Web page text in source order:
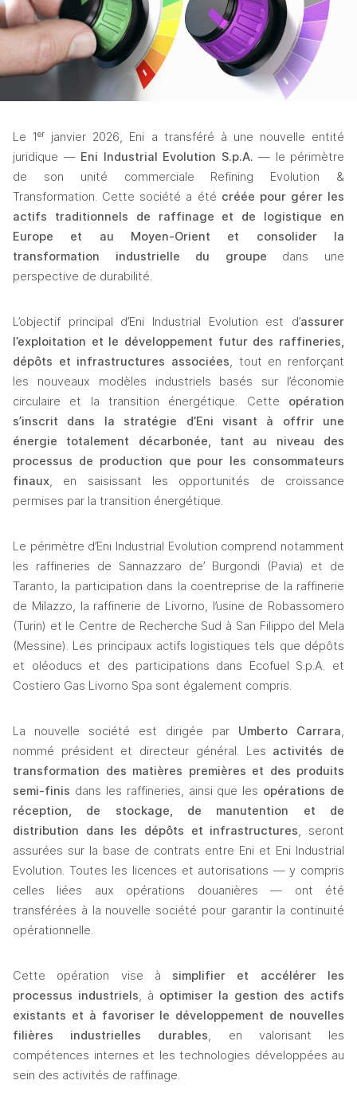
Le 1ᵉʳ janvier 2026, Eni a transféré à une nouvelle entité
juridique — Eni Industrial Evolution S.p.A. — le périmètre
de son unité commerciale Refining Evolution &
Transformation. Cette société a été créée pour gérer les
actifs traditionnels de raffinage et de logistique en
Europe et au Moyen-Orient et consolider la
transformation industrielle du groupe dans une
perspective de durabilité.
L’objectif principal d’Eni Industrial Evolution est d’assurer
l’exploitation et le développement futur des raffineries,
dépôts et infrastructures associées, tout en renforçant
les nouveaux modèles industriels basés sur l’économie
circulaire et la transition énergétique. Cette opération
s’inscrit dans la stratégie d’Eni visant à offrir une
énergie totalement décarbonée, tant au niveau des
processus de production que pour les consommateurs
finaux, en saisissant les opportunités de croissance
permises par la transition énergétique.
Le périmètre d’Eni Industrial Evolution comprend notamment
les raffineries de Sannazzaro de’ Burgondi (Pavia) et de
Taranto, la participation dans la coentreprise de la raffinerie
de Milazzo, la raffinerie de Livorno, l’usine de Robassomero
(Turin) et le Centre de Recherche Sud à San Filippo del Mela
(Messine). Les principaux actifs logistiques tels que dépôts
et oléoducs et des participations dans Ecofuel S.p.A. et
Costiero Gas Livorno Spa sont également compris.
La nouvelle société est dirigée par Umberto Carrara,
nommé président et directeur général.
Les activités de
transformation des matières premières et des produits
semi-finis dans les raffineries, ainsi que les opérations de
réception, de stockage, de manutention et de
distribution dans les dépôts et infrastructures, seront
assurées sur la base de contrats entre Eni et Eni Industrial
Evolution. Toutes les licences et autorisations — y compris
celles liées aux opérations douanières — ont été
transférées à la nouvelle société pour garantir la continuité
opérationnelle.
Cette opération vise à simplifier et accélérer les
processus industriels, à optimiser la gestion des actifs
existants et à favoriser le développement de nouvelles
filières industrielles durables, en valorisant les
compétences internes et les technologies développées au
sein des activités de raffinage.